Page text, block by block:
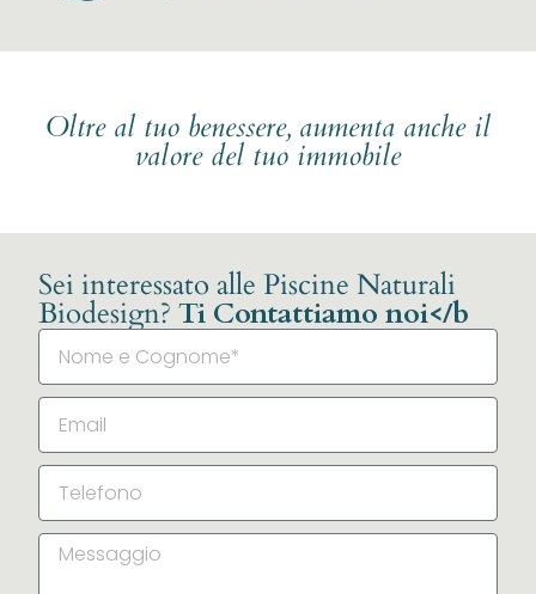
Oltre al tuo benessere, aumenta anche il
valore del tuo immobile
Sei interessato alle Piscine Naturali
Biodesign? Ti Contattiamo noi</b